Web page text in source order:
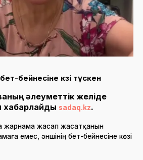
бейнесіне көзі түскен
әлеуметтік желіде
хабарлайды sadaq.kz.
жарнама жасап жасатқанын
емес, әншінің бет-бейнесіне көзі